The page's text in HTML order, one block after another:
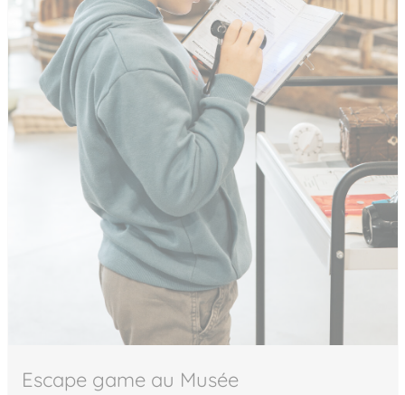
Escape game au Musée